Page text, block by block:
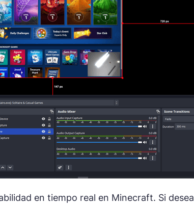
en tiempo real en Minecraft. Si